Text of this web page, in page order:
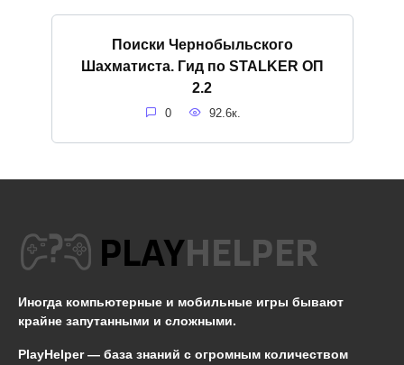
Поиски Чернобыльского
Шахматиста. Гид по STALKER ОП
2.2
0 92.6к.
Иногда компьютерные и мобильные игры бывают
крайне запутанными и сложными.
PlayHelper — база знаний с огромным количеством